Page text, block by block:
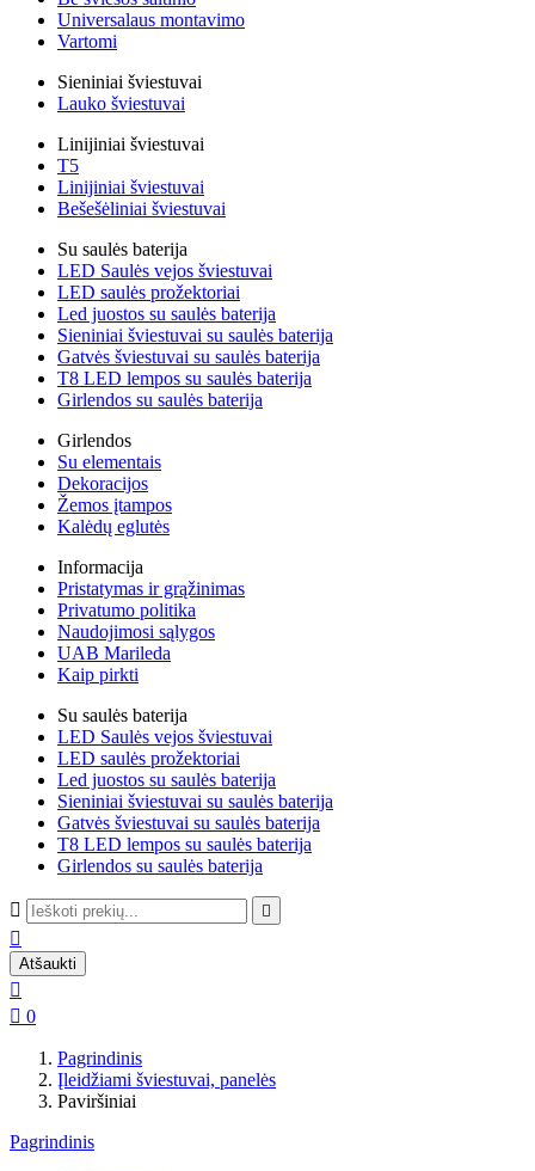
Universalaus montavimo
Vartomi
Sieniniai šviestuvai
Lauko šviestuvai
Linijiniai šviestuvai
T5
Linijiniai šviestuvai
Bešešėliniai šviestuvai
Su saulės baterija
LED Saulės vejos šviestuvai
LED saulės prožektoriai
Led juostos su saulės baterija
Sieniniai šviestuvai su saulės baterija
Gatvės šviestuvai su saulės baterija
T8 LED lempos su saulės baterija
Girlendos su saulės baterija
Girlendos
Su elementais
Dekoracijos
Žemos įtampos
Kalėdų eglutės
Informacija
Pristatymas ir grąžinimas
Privatumo politika
Naudojimosi sąlygos
UAB Marileda
Kaip pirkti
Su saulės baterija
LED Saulės vejos šviestuvai
LED saulės prožektoriai
Led juostos su saulės baterija
Sieniniai šviestuvai su saulės baterija
Gatvės šviestuvai su saulės baterija
T8 LED lempos su saulės baterija
Girlendos su saulės baterija
 

Atšaukti

 0
Pagrindinis
Įleidžiami šviestuvai, panelės
Paviršiniai
Pagrindinis